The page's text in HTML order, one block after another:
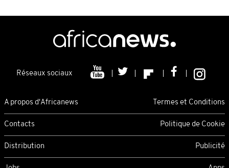
Réseaux sociaux
A propos d'Africanews Termes et Conditions
Contacts Politique de Cookie
Distribution Publicité